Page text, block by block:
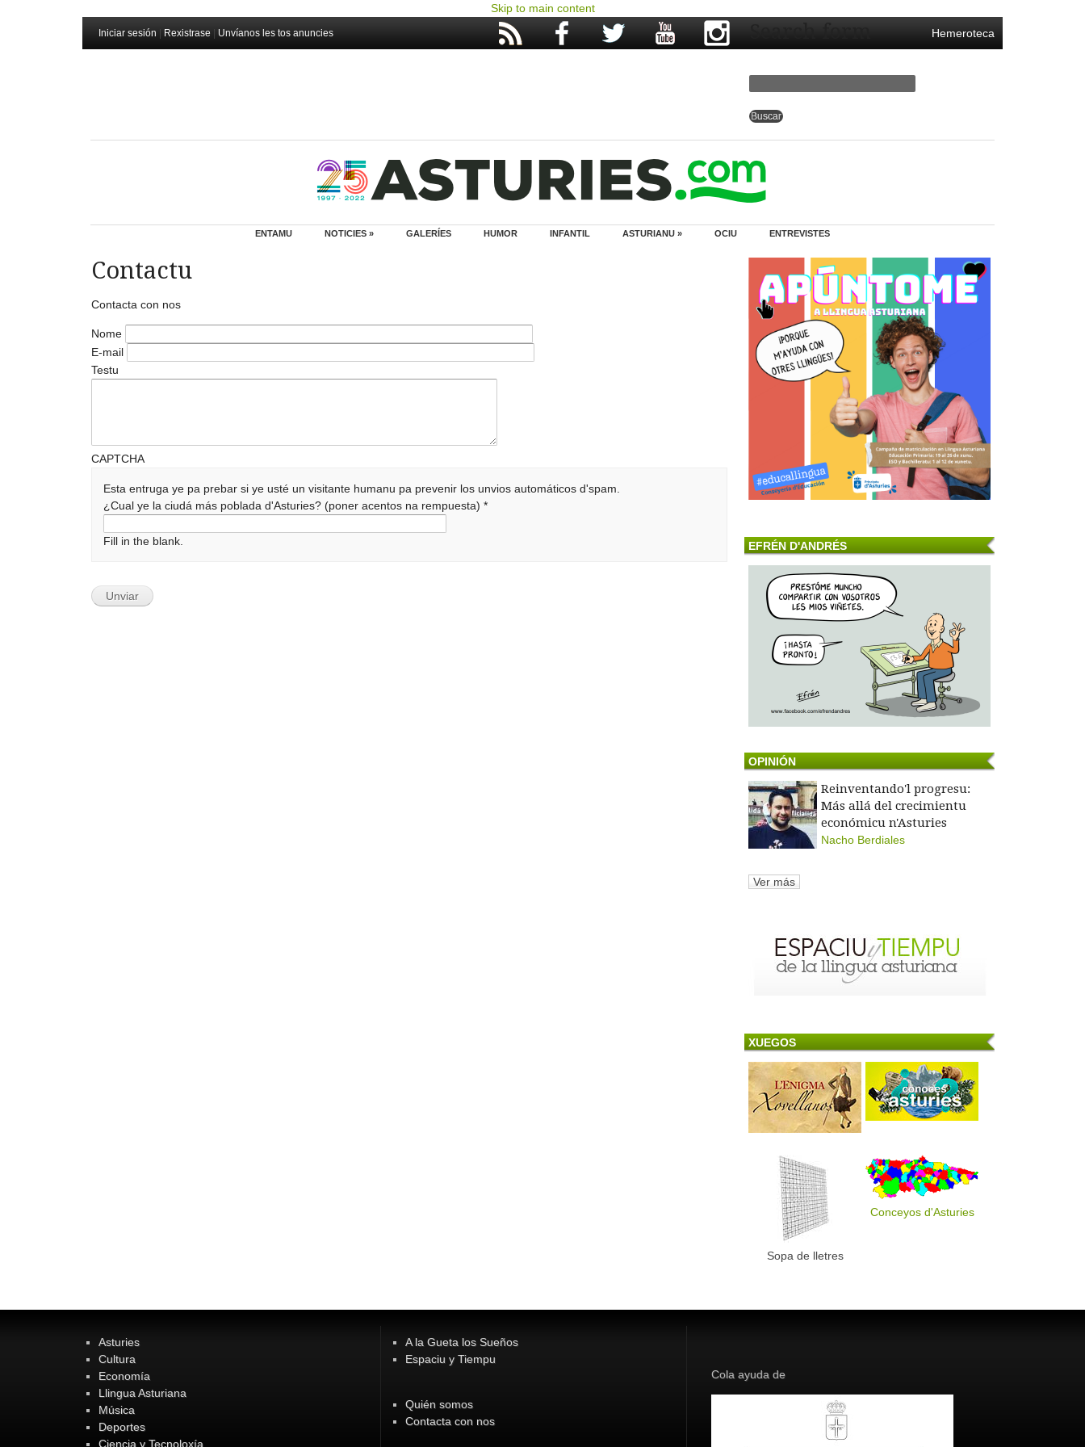
Skip to main content
Iniciar sesión Rexistrase Unvíanos les tos anuncies Hemeroteca
Search form
ENTAMU NOTICIES » GALERÍES HUMOR INFANTIL ASTURIANU » OCIU ENTREVISTES
Contactu
Contacta con nos
Nome
E-mail
Testu
CAPTCHA
Esta entruga ye pa prebar si ye usté un visitante humanu pa prevenir los unvios automáticos d'spam.
¿Cual ye la ciudá más poblada d'Asturies? (poner acentos na rempuesta)*
Fill in the blank. EFRÉN D'ANDRÉS
OPINIÓN
Reinventando'l progresu:
Más allá del crecimientu
económicu n'Asturies
Nacho Berdiales
Ver más
XUEGOS
Sopa de lletres
Conceyos d'Asturies
Asturies
Cultura
Economía
Llingua Asturiana
Música
Deportes
Ciencia y Tecnoloxía
A la Gueta los Sueños
Espaciu y Tiempu
Quién somos
Contacta con nos
Cola ayuda de